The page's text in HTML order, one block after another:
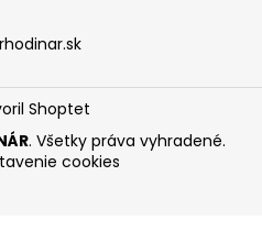
Shoptet
. Všetky práva vyhradené.
cookies